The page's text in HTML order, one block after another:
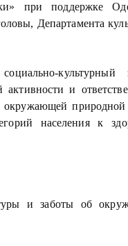
при поддержке
Департамента
культурный
и
окружающей
населения к
и заботы об